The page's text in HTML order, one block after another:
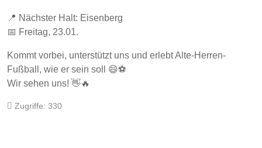
📍 Nächster Halt: Eisenberg
📅 Freitag, 23.01.
Kommt vorbei, unterstützt uns und erlebt Alte-Herren-
Fußball, wie er sein soll 😄⚽
Wir sehen uns! 👋🔥
Zugriffe: 330